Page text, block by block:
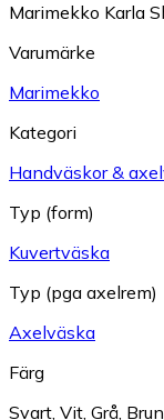
Marimekko Karla
Varumärke
Marimekko
Kategori
Handväskor &
Typ (form)
Kuvertväska
Typ (pga axelrem)
Axelväska
Färg
Svart, Vit, Grå, Brun